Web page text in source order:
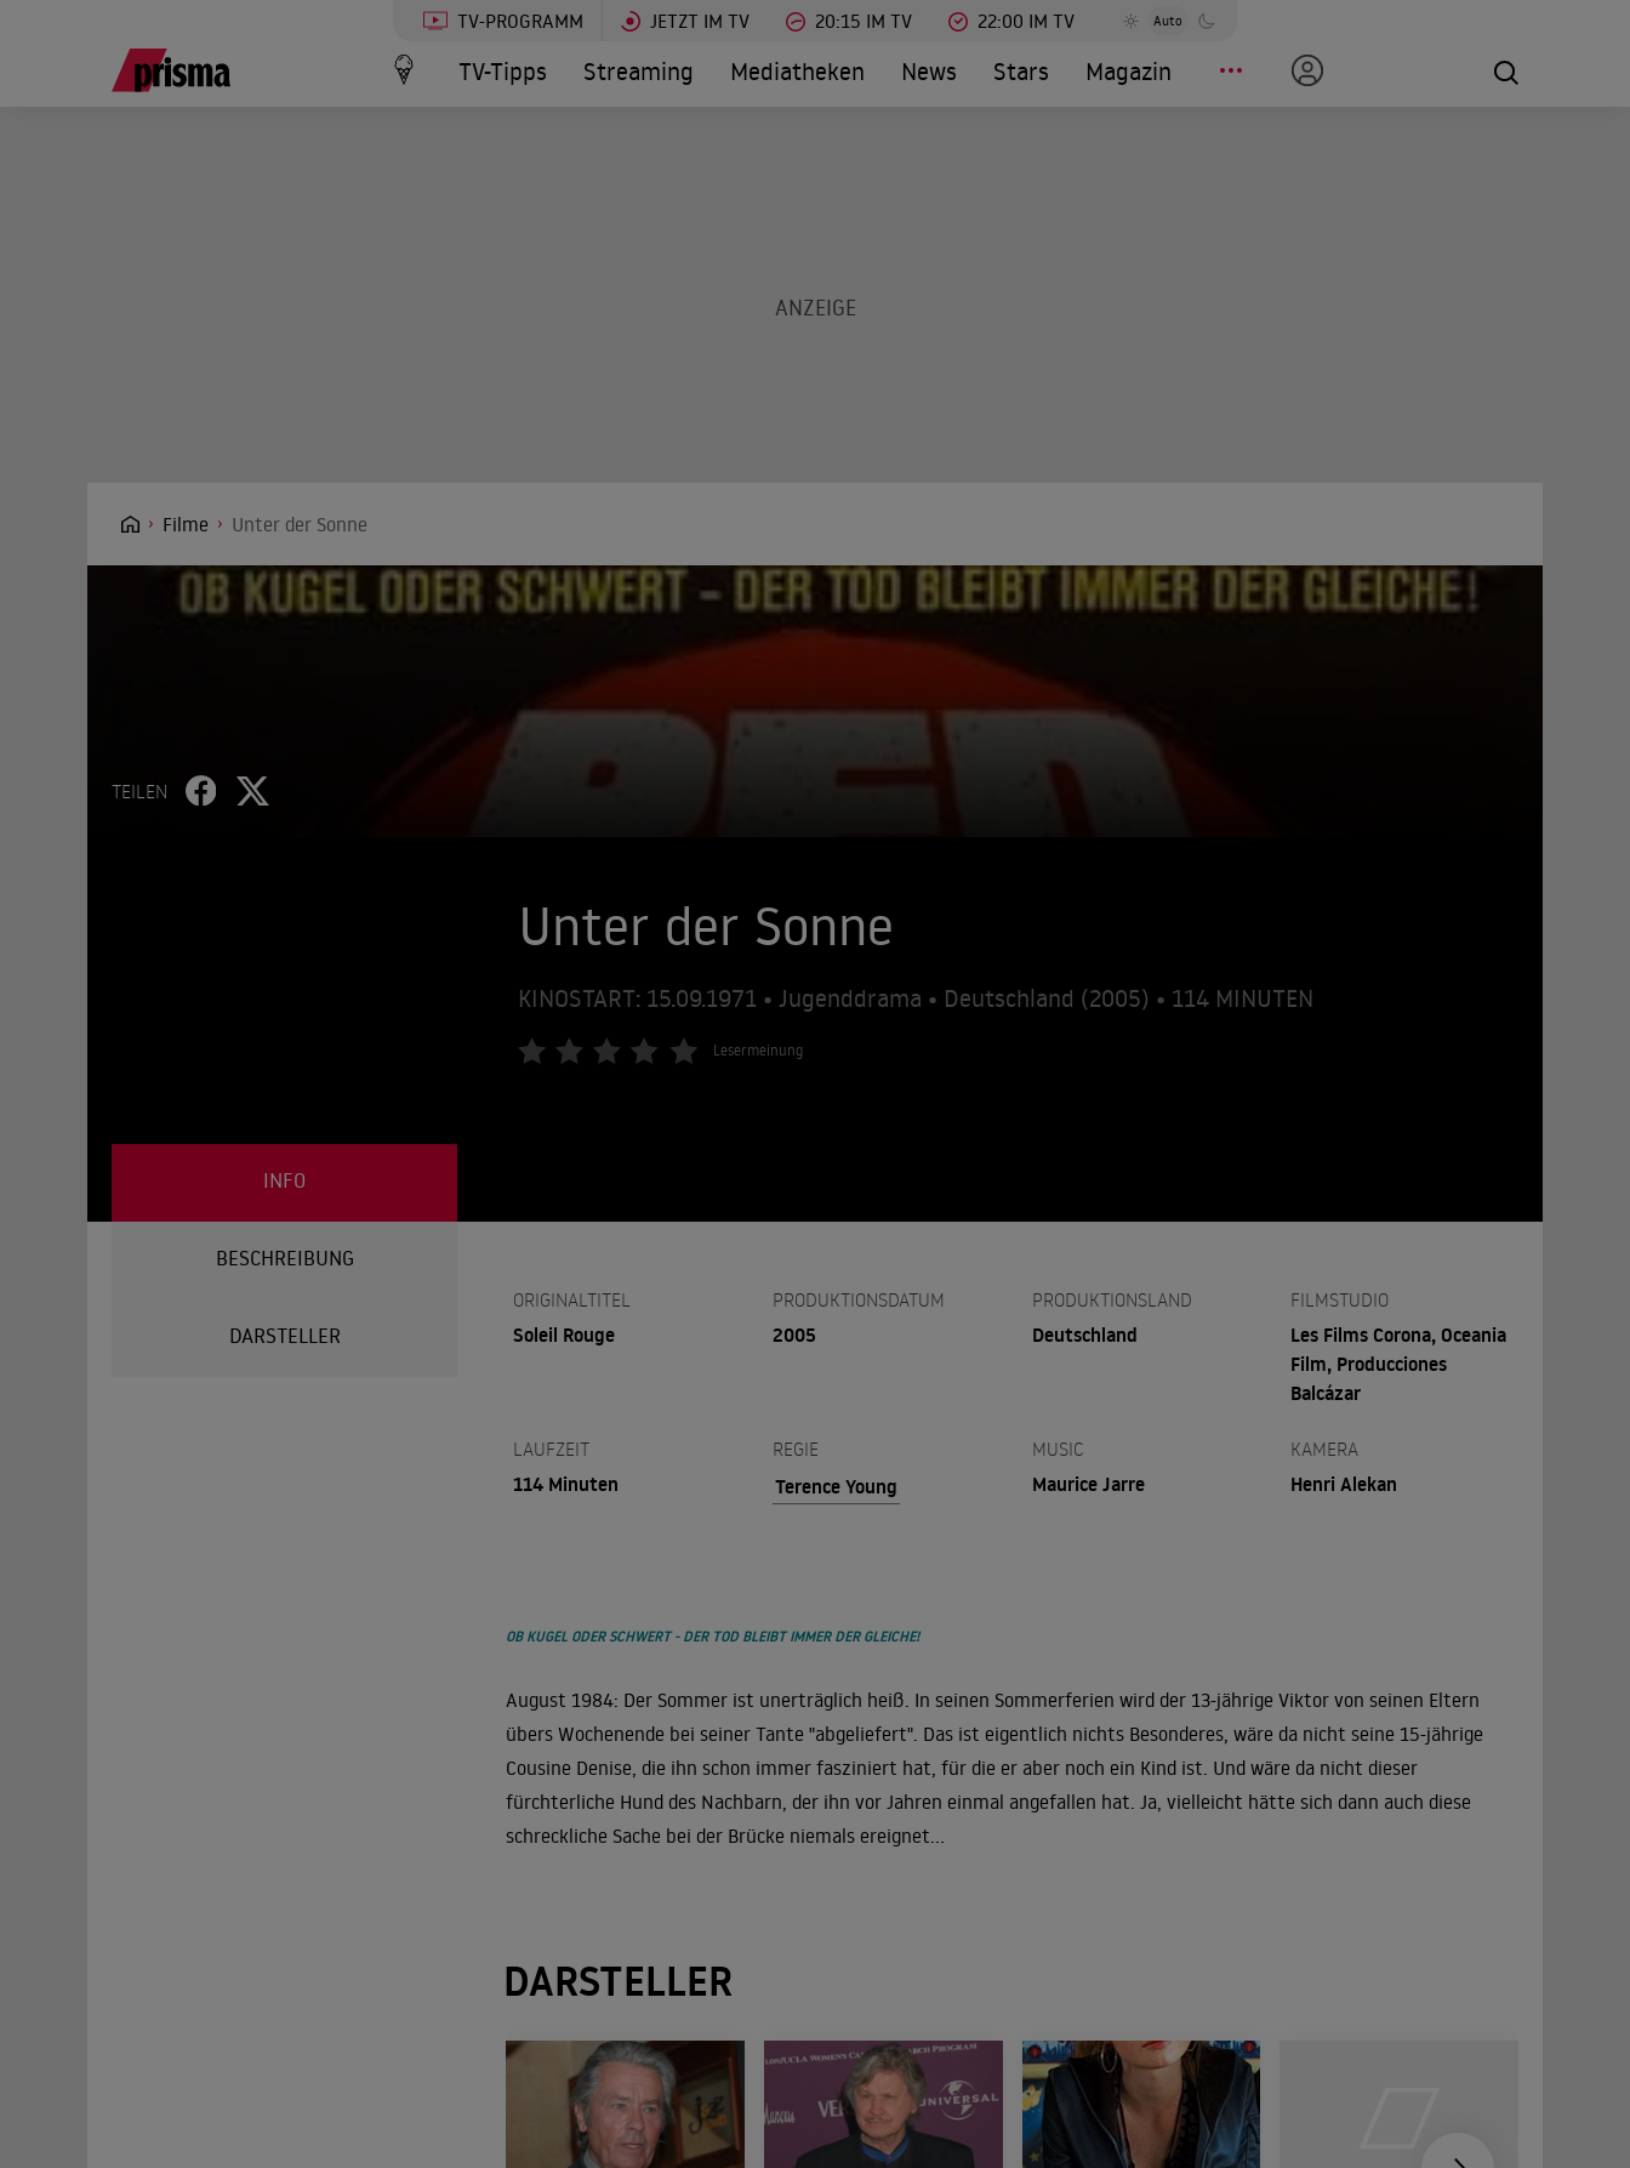
TV-PROGRAMM JETZT IM TV 20:15 IM TV 22:00 IM TV Auto
TV-Tipps Streaming Mediatheken News Stars Magazin
Filme Unter der Sonne
TEILEN
Unter der Sonne
KINOSTART: 15.09.1971 • Jugenddrama • Deutschland (2005) • 114 MINUTEN
Lesermeinung
INFO
BESCHREIBUNG
DARSTELLER
ORIGINALTITEL
Soleil Rouge
PRODUKTIONSDATUM
2005
PRODUKTIONSLAND
Deutschland
FILMSTUDIO
Les Films Corona, Oceania
Film, Producciones
Balcázar
LAUFZEIT
114 Minuten
REGIE
Terence Young
MUSIC
Maurice Jarre
KAMERA
Henri Alekan
OB KUGEL ODER SCHWERT - DER TOD BLEIBT IMMER DER GLEICHE!
August 1984: Der Sommer ist unerträglich heiß. In seinen Sommerferien wird der 13-jährige Viktor von seinen Eltern
übers Wochenende bei seiner Tante "abgeliefert". Das ist eigentlich nichts Besonderes, wäre da nicht seine 15-jährige
Cousine Denise, die ihn schon immer fasziniert hat, für die er aber noch ein Kind ist. Und wäre da nicht dieser
fürchterliche Hund des Nachbarn, der ihn vor Jahren einmal angefallen hat. Ja, vielleicht hätte sich dann auch diese
schreckliche Sache bei der Brücke niemals ereignet...
DARSTELLER